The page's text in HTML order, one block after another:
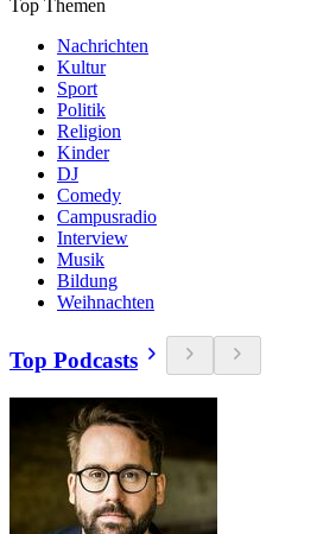
Top Themen
Nachrichten
Kultur
Sport
Politik
Religion
Kinder
DJ
Comedy
Campusradio
Interview
Musik
Bildung
Weihnachten
Top Podcasts